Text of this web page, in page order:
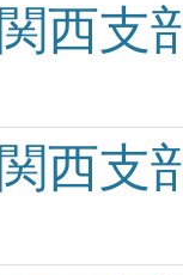
関西支
関西支